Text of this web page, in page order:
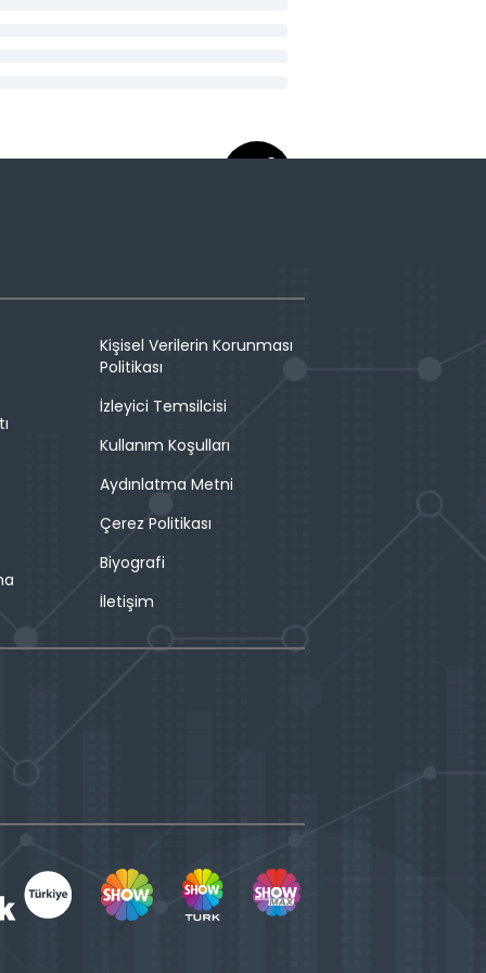
Kişisel Verilerin Korunması
Politikası
İzleyici Temsilcisi
Kullanım Koşulları
Aydınlatma Metni
Çerez Politikası
Biyografi
İletişim